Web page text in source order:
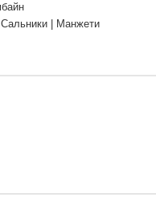
| Манжети